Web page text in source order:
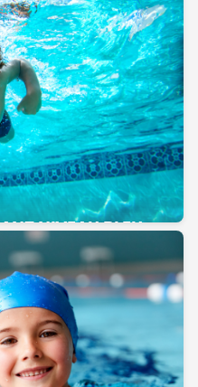
NIVEAU BLEU